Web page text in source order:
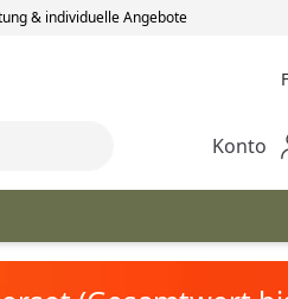
& individuelle Angebote
Mein
Konto